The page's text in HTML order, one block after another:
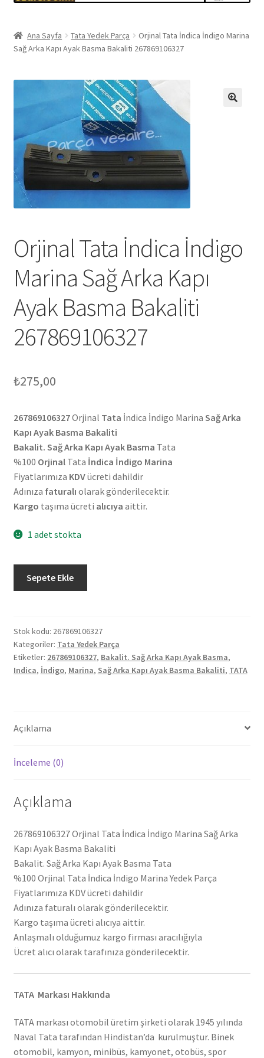
Ana Sayfa Tata Yedek Parça
Orjinal Tata İndica İndigo Marina
Sağ Arka Kapı Ayak Basma Bakaliti 267869106327
Orjinal Tata İndica İndigo
Marina Sağ Arka Kapı
Ayak Basma Bakaliti
267869106327
₺275,00
267869106327Orjinal Tata İndica İndigo Marina Sağ Arka
Kapı Ayak Basma Bakaliti
Bakalit. Sağ Arka Kapı Ayak Basma Tata
%100 OrjinalTata İndica İndigo Marina
Fiyatlarımıza KDVücreti dahildir
Adınıza faturalı olarak gönderilecektir.
Kargo taşıma ücreti alıcıya aittir.
1 adet stokta
Marina
Sağ
Arka
Kapı
267869106327
Sepete Ekle
Stok kodu: 267869106327
Kategoriler: Tata Yedek Parça
Etiketler: 267869106327, Bakalit. Sağ Arka Kapı Ayak Basma,
Indica, İndigo, Marina, Sağ Arka Kapı Ayak Basma Bakaliti, TATA
Açıklama
İnceleme (0)
Açıklama
267869106327 Orjinal Tata İndica İndigo Marina Sağ Arka
Kapı Ayak Basma Bakaliti
Bakalit. Sağ Arka Kapı Ayak Basma Tata
%100 Orjinal Tata İndica İndigo Marina Yedek Parça
Fiyatlarımıza KDV ücreti dahildir
Adınıza faturalı olarak gönderilecektir.
Kargo taşıma ücreti alıcıya aittir.
Anlaşmalı olduğumuz kargo firması aracılığıyla
Ücret alıcı olarak tarafınıza gönderilecektir.
TATA Markası Hakkında
TATA markası otomobil üretim şirketi olarak 1945 yılında
Naval Tata tarafından Hindistan’da kurulmuştur. Binek
otomobil, kamyon, minibüs, kamyonet, otobüs, spor